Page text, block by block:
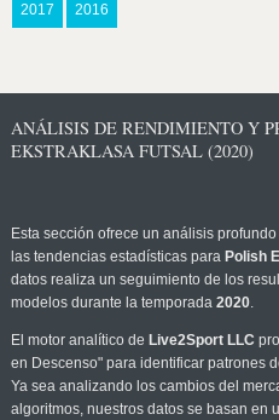
2017 2016
ANÁLISIS DE RENDIMIENTO Y
EKSTRAKLASA FUTSAL (2020)
Esta sección ofrece un análisis
las tendencias estadísticas para Polish
datos realiza un seguimiento de los
modelos durante la temporada 2020.
El motor analítico de Live2Sport LLC
en Descenso" para identificar patrones
Ya sea analizando los cambios del
algoritmos, nuestros datos se basan en